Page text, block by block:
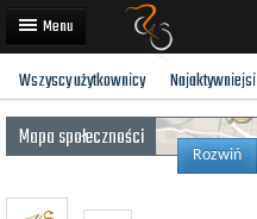
Artykuły
Trasy rowerowe
Wyścigi rowerowe
Wszyscy użytkownicy Najaktywniejsi
Mapa społeczności
Rozwiń